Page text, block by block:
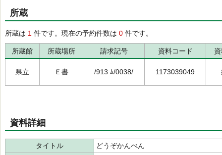
所蔵
所蔵は 1 件です。現在の予約件数は 0 件です。
所蔵館 所蔵場所 請求記号 資料コード
県立 Ｅ書 /913 ﾑ/0038/ 1173039049
資料詳細
タイトル
どうぞかんべん